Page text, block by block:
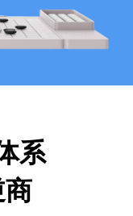
系